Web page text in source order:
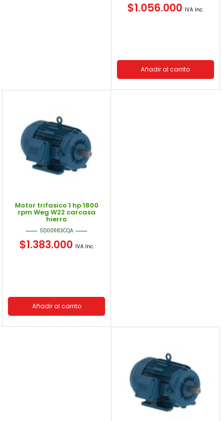
$1.056.000 IVA Inc.
Añadir al carrito
Motor trifasico 1 hp 1800
rpm Weg W22 carcasa
hierro
SD001183CQA
$1.383.000 IVA Inc.
Añadir al carrito